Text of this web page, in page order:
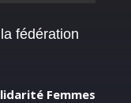
fédération
Femmes